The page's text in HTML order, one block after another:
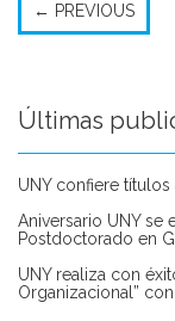
← PREVIOUS
Últimas
UNY confiere títulos
Aniversario UNY se
Postdoctorado en
UNY realiza con
Organizacional”